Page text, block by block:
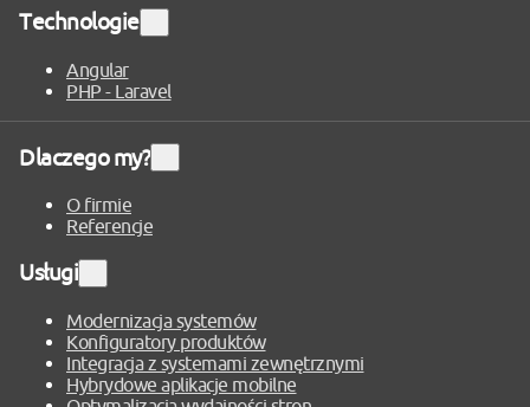
Technologie Rozwiń
Angular
PHP - Laravel
Dlaczego my? Rozwiń
O firmie
Referencje
Usługi Rozwiń
sekcję
Modernizacja systemów
Konfiguratory produktów
Integracja z systemami zewnętrznymi
Hybrydowe aplikacje mobilne